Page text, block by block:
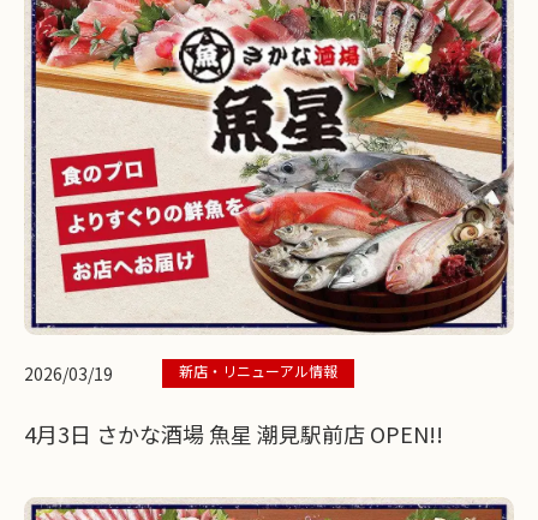
2026/03/19 新店・リニューアル情報
4月3日 さかな酒場 魚星 潮見駅前店 OPEN!!